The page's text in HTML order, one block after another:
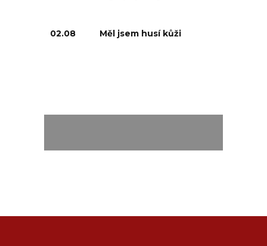
02.08 Měl jsem husí kůži